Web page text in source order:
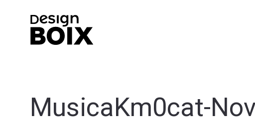
MusicaKm0cat-